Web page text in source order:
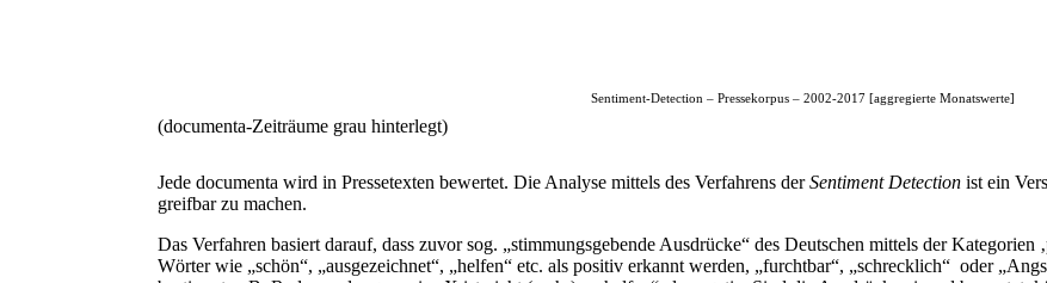
Sentiment-Detection – Pressekorpus – 2002-2017 [aggregierte Monatswerte]
(documenta-Zeiträume grau hinterlegt)
Jede documenta wird in Pressetexten bewertet. Die Analyse mittels des Verfahrens derSentiment Detection ist ein
greifbar zu machen.
Das Verfahren basiert darauf, dass zuvor sog. „stimmungsgebende Ausdrücke“ des Deutschen mittels der Kategorien
Wörter wie „schön“, „ausgezeichnet“, „helfen“ etc. als positiv erkannt werden, „furchtbar“, „schrecklich“ oder